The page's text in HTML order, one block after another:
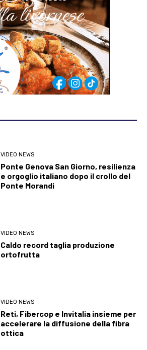
VIDEO NEWS
Ponte Genova San Giorno, resilienza
e orgoglio italiano dopo il crollo del
Ponte Morandi
VIDEO NEWS
Caldo record taglia produzione
ortofrutta
VIDEO NEWS
Reti, Fibercop e Invitalia insieme per
accelerare la diffusione della fibra
ottica